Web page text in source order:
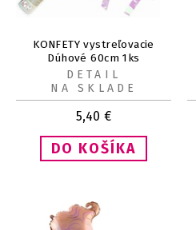
KONFETY vystreľovacie
Dúhové 60cm 1ks
5,40 €
DETAIL
NA SKLADE